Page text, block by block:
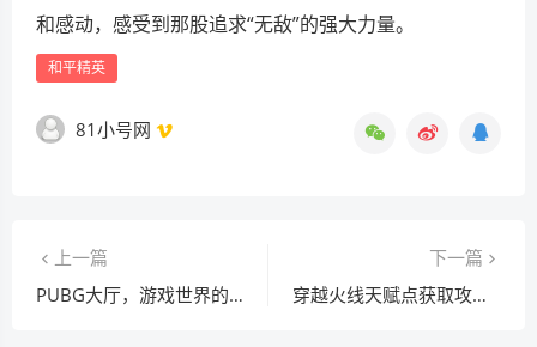
和感动，感受到那股追求“无敌”的强大力量。
和平精英
81小号网
上一篇
PUBG大厅，游戏世界的独特纯音乐序曲
下一篇
穿越火线天赋点获取攻略，解锁战力提升奥秘